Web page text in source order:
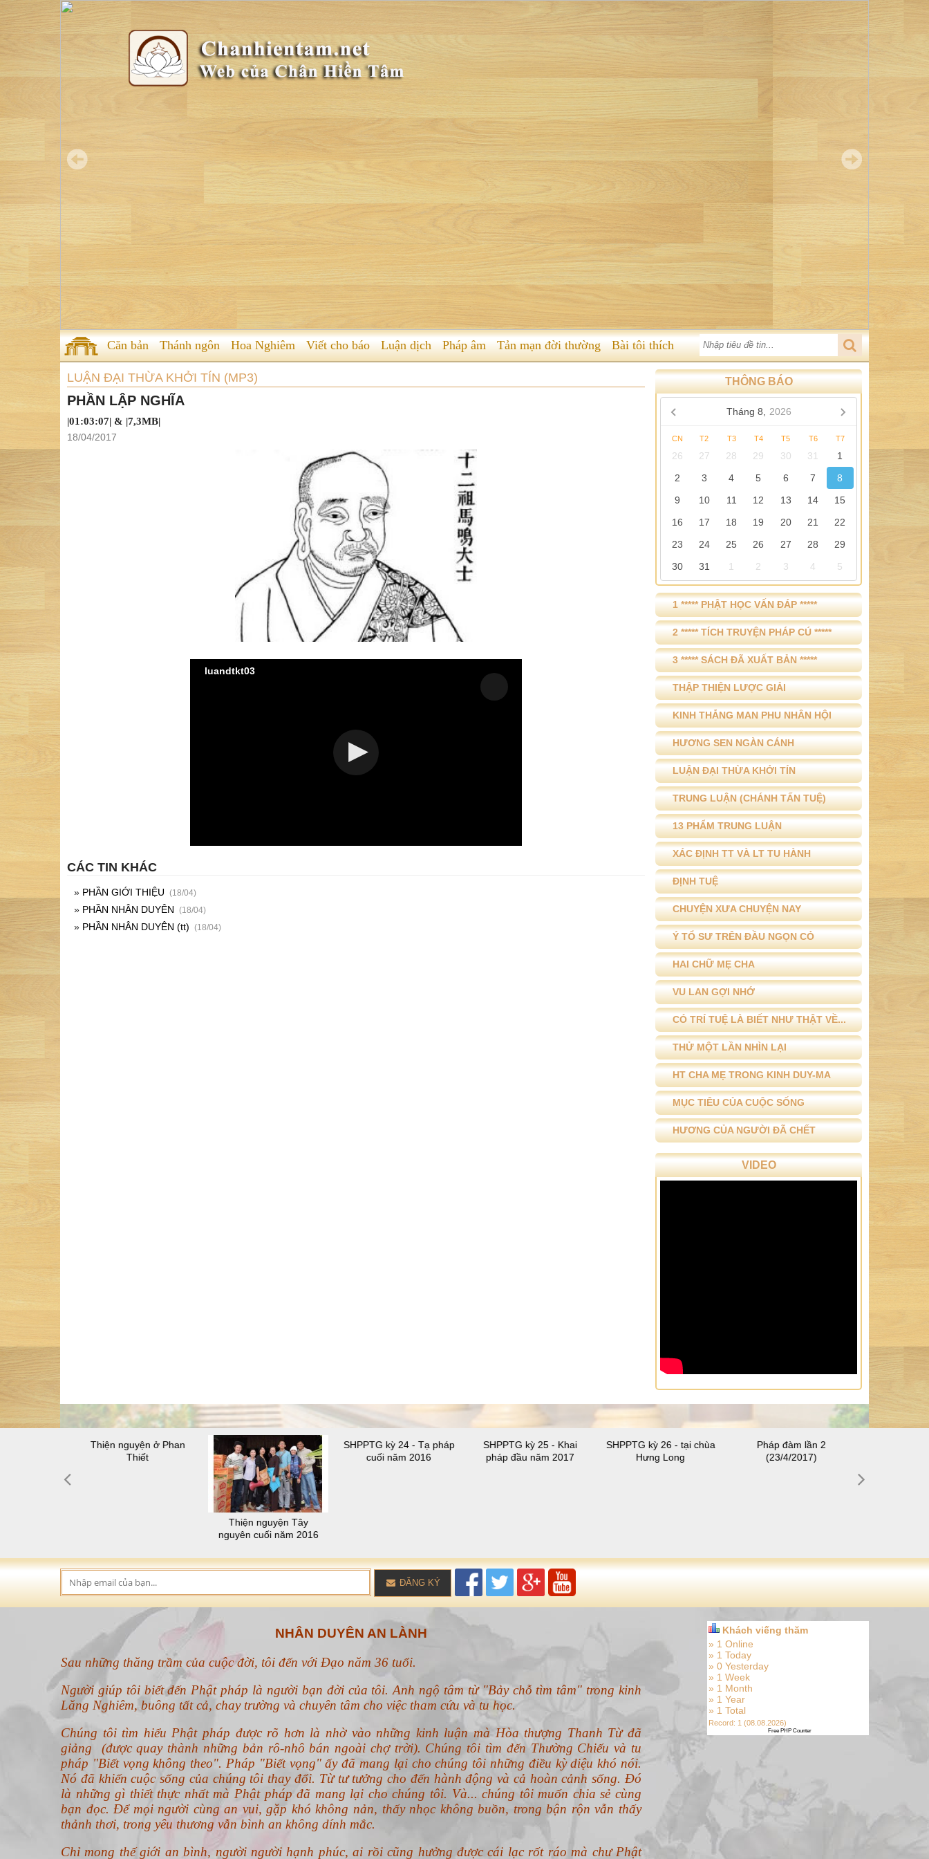
Căn bản Thánh ngôn Hoa Nghiêm Viết cho báo Luận dịch Pháp âm Tản mạn đời thường Bài tôi thích
LUẬN ĐẠI THỪA KHỞI TÍN (MP3)
PHẦN LẬP NGHĨA
|01:03:07| & |7,3MB|
18/04/2017
»PHẦN GIỚI THIỆU
» PHẦN NHÂN DUYÊN (18/04)
» PHẦN NHÂN DUYÊN (tt)(18/04)
THÔNG BÁO
Tháng 8, 2026
26 27 28 29 30 31
1
2
3 4 5 6 7
8
9
10 11 12 13 14
15
16
17 18 19 20 21
22
23
24 25 26 27 28
29
30
31 1 2 3 4 5
1 ***** PHẬT HỌC VẤN ĐÁP *****
2 ***** TÍCH TRUYỆN PHÁP CÚ *****
3 ***** SÁCH ĐÃ XUẤT BẢN *****
THẬP THIỆN LƯỢC GIẢI
KINH THẮNG MAN PHU NHÂN HỘI
HƯƠNG SEN NGÀN CÁNH
LUẬN ĐẠI THỪA KHỞI TÍN
TRUNG LUẬN (CHÁNH TẤN TUỆ)
13 PHẨM TRUNG LUẬN
XÁC ĐỊNH TT VÀ LT TU HÀNH
ĐỊNH TUỆ
CHUYỆN XƯA CHUYỆN NAY
Ý TỔ SƯ TRÊN ĐẦU NGỌN CỎ
HAI CHỮ MẸ CHA
VU LAN GỢI NHỚ
CÓ TRÍ TUỆ LÀ BIẾT NHƯ THẬT VỀ...
THỬ MỘT LẦN NHÌN LẠI
HT CHA MẸ TRONG KINH DUY-MA
MỤC TIÊU CỦA CUỘC SỐNG
HƯƠNG CỦA NGƯỜI ĐÃ CHẾT
VIDEO
nguyện
Thiện nguyện ở Phan
Thiện nguyện Tây
nguyên cuối năm 2016
SHPPTG kỳ 24 - Tạ pháp
SHPPTG kỳ 25 - Khai
SHPPTG kỳ 26 - tại chùa
Pháp đàm lần 2
(23/4/2017)
SHPPTG kỳ
ĐĂNG KÝ
Sau những thăng trầm của cuộc đời, tôi đến với Đạo năm 36 tuổi.
Người giúp tôi biết đến Phật pháp là người bạn đời của tôi. Anh ngộ tâm từ "Bảy chỗ tìm tâm" trong kinh
Lăng Nghiêm, buông tất cả, chay trường và chuyên tâm cho việc tham cứu và tu học.
Chúng tôi tìm hiểu Phật pháp được rõ hơn là nhờ vào những kinh luận mà Hòa thượng Thanh Từ đã
giảng (được quay thành những bản rô-nhô bán ngoài chợ trời). Chúng tôi tìm đến Thường Chiếu và tu
pháp "Biết vọng không theo".Pháp "Biết vọng" ấy đã mang lại cho chúng tôi những điều kỳ diệu khó nói.
Nó đã khiến cuộc sống của chúng tôi thay đổi. Từ tư tưởng cho đến hành động và cả hoàn cảnh sống. Đó
là những gì thiết thực nhất mà Phật pháp đã mang lại cho chúng tôi. Và... chúng tôi muốn chia sẻ cùng
bạn đọc. Để mọi người cùng an vui, gặp khó không nản, thấy nhọc không buồn, trong bận rộn vẫn thấy
thảnh thơi, trong yêu thương vẫn bình an không dính mắc.
Chỉ mong thế giới an bình, người người hạnh phúc, ai rồi cũng hưởng được cái lạc rốt ráo mà chư Phật
đang sở hữu.
Khách viếng thăm
» 1 Online
» 1 Today
» 0 Yesterday
» 1 Week
» 1 Month
» 1 Year
» 1 Total
Record: 1 (08.08.2026)